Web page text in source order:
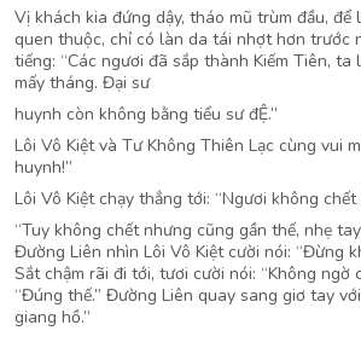
Vị khách kia đứng dậy, tháo mũ trùm đầu, để
quen thuộc, chỉ có làn da tái nhợt hơn trước
tiếng: “Các ngươi đã sắp thành Kiếm Tiên, ta
mấy tháng. Đại sư
huynh còn không bằng tiểu sư đỆ.”
Lôi Vô Kiệt và Tư Không Thiên Lạc cùng vui
huynh!”
Lôi Vô Kiệt chạy thẳng tới: “Ngươi không
“Tuy không chết nhưng cũng gần thế, nhẹ
Đường Liên nhìn Lôi Vô Kiệt cười nói: “Đừng
Sắt chậm rãi đi tới, tươi cười nói: “Không ngờ
“Đúng thế.” Đường Liên quay sang giơ tay
giang hồ.”